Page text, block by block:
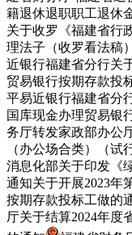
籍退休退职职工退休
关于收罗《福建省行
理法子（收罗看法稿
近银行福建省分行关
贸易银行按期存款投
平易近银行福建省分
国库现金办理贸易银
务厅转发家政部办公
（办公场合类）（试
消息化部关于印发《
通知关于开展2023年
按期存款投标工做的
厅关于结算2024年度